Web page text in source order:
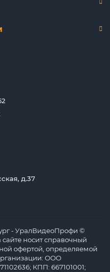
д.37
- УралВидеоПрофи ©
носит справочный
офертой, определяемой
ООО
КПП: 667101001;